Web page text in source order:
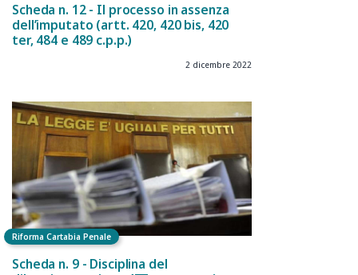
Scheda n. 12 - Il processo in assenza
dell’imputato (artt. 420, 420 bis, 420
ter, 484 e 489 c.p.p.)
2 dicembre 2022
Riforma Cartabia Penale
Scheda n. 9 - Disciplina del